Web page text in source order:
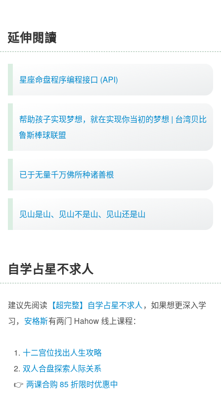
延伸閱讀
星座命盘程序编程接口 (API)
帮助孩子实现梦想，就在实现你当初的梦想 | 台湾贝比
鲁斯棒球联盟
已于无量千万佛所种诸善根
见山是山、见山不是山、见山还是山
自学占星不求人
建议先阅读 【超完整】自学占星不求人，如果想更深入学
习， 安格斯有两门 Hahow 线上课程：
1. 十二宫位找出人生攻略
2. 双人合盘探索人际关系
👉 两课合购 85 折限时优惠中